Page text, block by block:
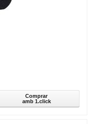
Comprar
amb 1.click